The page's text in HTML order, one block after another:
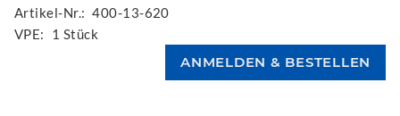
Artikel-Nr.: 400-13-620
VPE:
1 Stück